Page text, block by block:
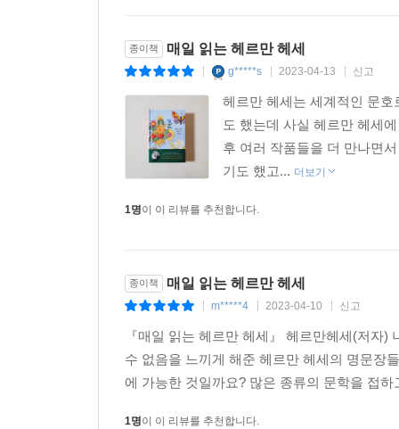
종이책 매일 읽는 헤르만 헤세
g*****s 2023-04-13 신고
헤르만 헤세는 세계적인 문
도 했는데 사실 헤르만 헤세
후 여러 작품들을 더 만나면
기도 했고... 더보기
1명이 이 리뷰를 추천합니다.
종이책 매일 읽는 헤르만 헤세
m*****4 2023-04-10 신고
『매일 읽는 헤르만 헤세』 헤르만헤세(저자
수 없음을 느끼게 해준 헤르만 헤세의 명문장
에 가능한 것일까요? 많은 종류의 문학을 접
1명이 이 리뷰를 추천합니다.